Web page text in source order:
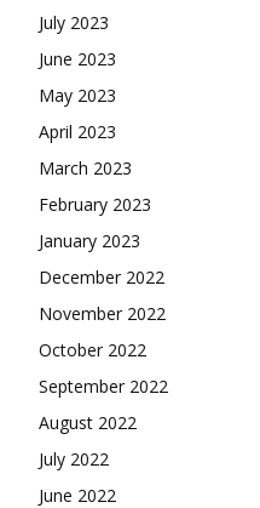
July 2023
June 2023
May 2023
April 2023
March 2023
February 2023
January 2023
December 2022
November 2022
October 2022
September 2022
August 2022
July 2022
June 2022